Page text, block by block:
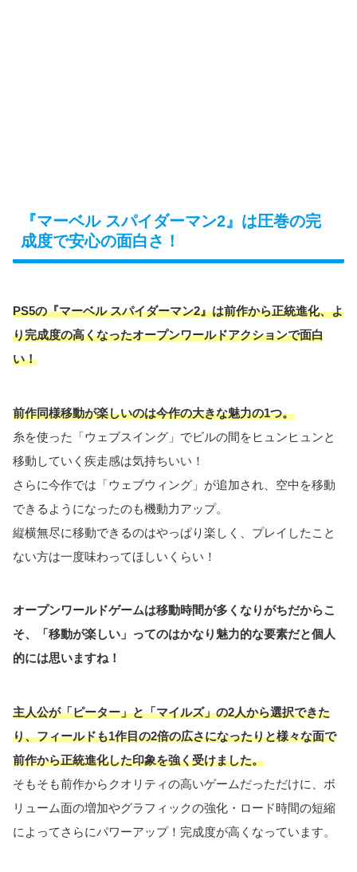
『マーベル スパイダーマン2』は圧巻の完
成度で安心の面白さ！
PS5の『マーベル スパイダーマン2』は前作から正統進化、よ
り完成度の高くなったオープンワールドアクションで面白
い！
前作同様移動が楽しいのは今作の大きな魅力の1つ。
糸を使った「ウェブスイング」でビルの間をヒュンヒュンと
移動していく疾走感は気持ちいい！
さらに今作では「ウェブウィング」が追加され、空中を移動
できるようになったのも機動力アップ。
縦横無尽に移動できるのはやっぱり楽しく、プレイしたこと
ない方は一度味わってほしいくらい！
オープンワールドゲームは移動時間が多くなりがちだからこ
そ、「移動が楽しい」ってのはかなり魅力的な要素だと個人
的には思いますね！
主人公が「ピーター」と「マイルズ」の2人から選択できた
り、フィールドも1作目の2倍の広さになったりと様々な面で
前作から正統進化した印象を強く受けました。
そもそも前作からクオリティの高いゲームだっただけに、ボ
リューム面の増加やグラフィックの強化・ロード時間の短縮
によってさらにパワーアップ！完成度が高くなっています。